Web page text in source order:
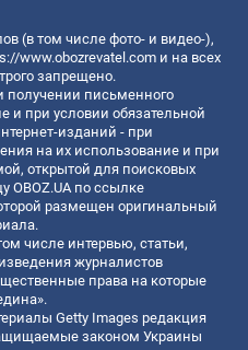
(в том числе фото- и видео-),
www.obozrevatel.com и на всех
запрещено.
получении письменного
и при условии обязательной
изданий - при
на их использование и при
открытой для поисковых
OBOZ.UA по ссылке
размещен оригинальный
числе интервью, статьи,
журналистов
права на которые
Getty Images редакция
законом Украины